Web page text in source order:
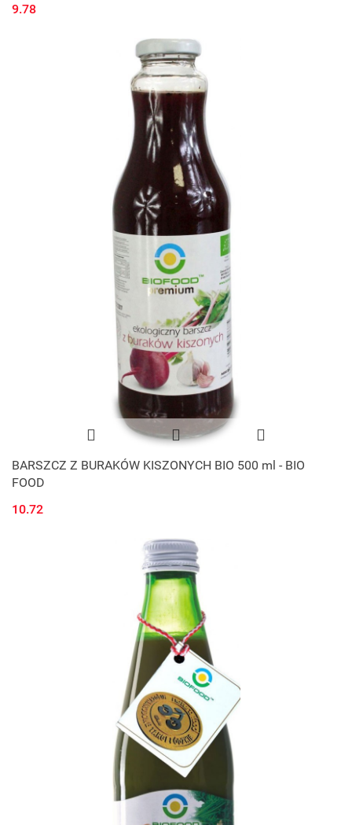
9.78
BARSZCZ Z BURAKÓW KISZONYCH BIO 500 ml - BIO
FOOD
10.72